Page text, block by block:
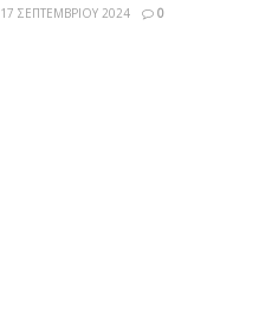
17 ΣΕΠΤΕΜΒΡΊΟΥ 2024 0